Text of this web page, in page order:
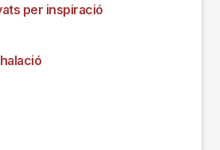
per inspiració